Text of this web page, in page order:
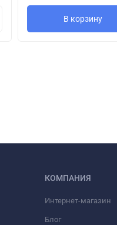
В корзину
КОМПАНИЯ
Интернет-магазин
Блог